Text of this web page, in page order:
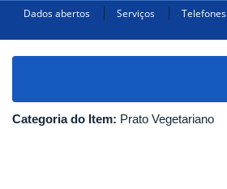
Dados abertos Serviços Telefones
Categoria do Item: Prato Vegetariano